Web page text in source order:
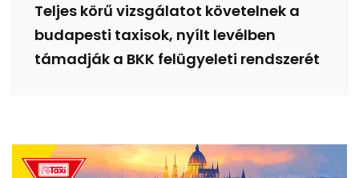
Teljes körű vizsgálatot követelnek a
budapesti taxisok, nyílt levélben
támadják a BKK felügyeleti rendszerét